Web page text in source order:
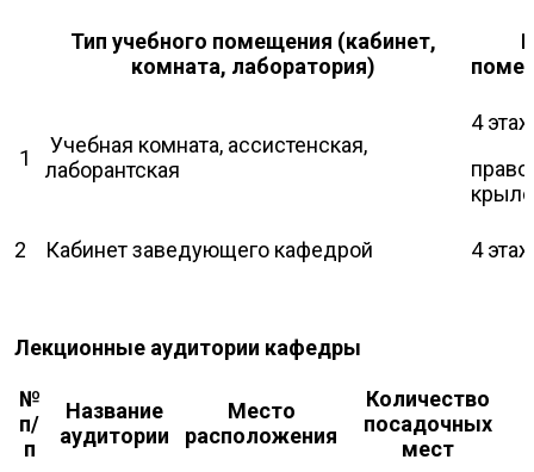
Тип учебного помещения (кабинет,
комната, лаборатория)
1
Учебная комната, ассистенская,
лаборантская
4
крыло
2 Кабинет заведующего кафедрой 4 этаж
Лекционные аудитории кафедры
№
п/
п
Название
аудитории
Место
расположения
Количество
посадочных
мест